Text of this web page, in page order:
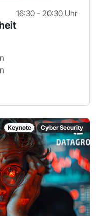
16:30 - 20:30 Uhr
Keynote Cyber Security